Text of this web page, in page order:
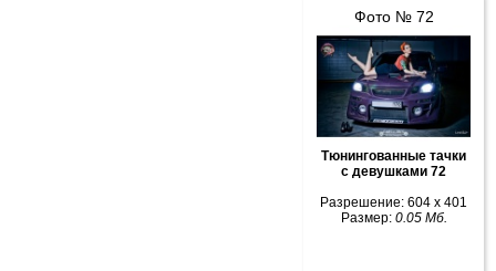
Фото № 72
Тюнингованные тачки
с девушками 72
Разрешение: 604 x 401
Размер: 0.05 Мб.